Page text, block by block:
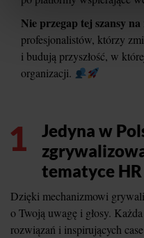
Nie przegap tej szansy
profesjonalistów, którzy
i budują przyszłość, w
organizacji.
1
Jedyna w
tematyce HR
Dzięki mechanizmowi
o Twoją uwagę i głosy.
rozwiązań i inspirujących